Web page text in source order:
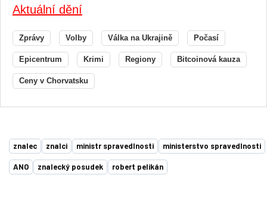
Zprávy Volby Válka na Ukrajině Počasí
Epicentrum Krimi Regiony Bitcoinová kauza
Ceny v Chorvatsku
znalec znalci ministr spravedlnosti ministerstvo spravedlnosti
ANO znalecký posudek robert pelikán